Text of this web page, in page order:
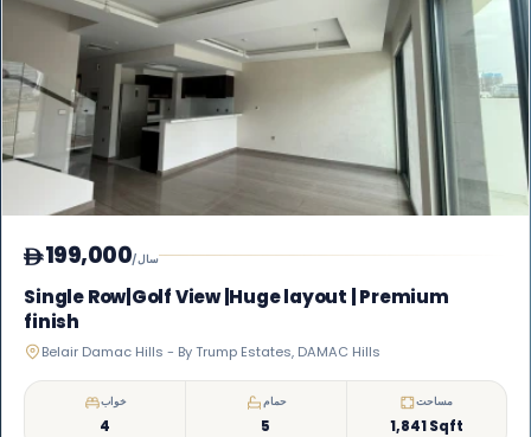
199,000 /سال
Single Row|Golf View |Huge layout | Premium
finish
Belair Damac Hills - By Trump Estates, DAMAC Hills
خواب
4
حمام
5
مساحت
1,841 Sqft